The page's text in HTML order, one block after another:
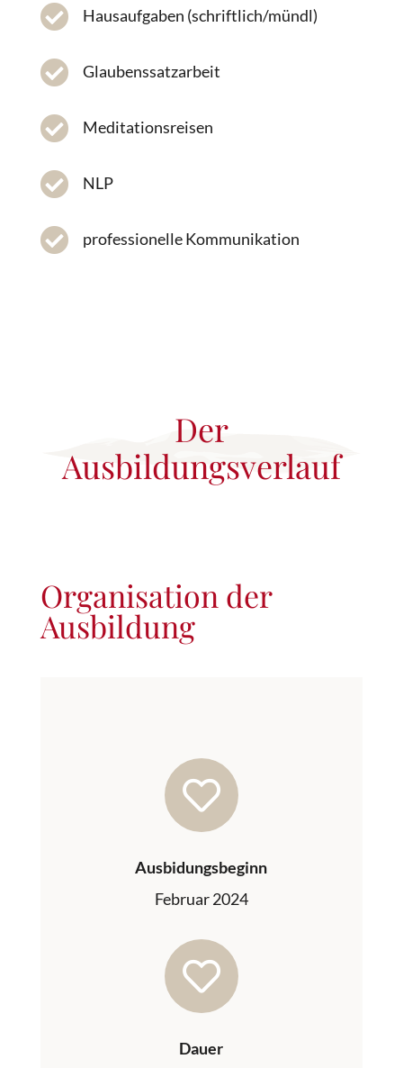
 Hausaufgaben (schriftlich/mündl)
 Glaubenssatzarbeit
 Meditationsreisen
 NLP
 professionelle Kommunikation
Der
Ausbildungsverlauf
Organisation der
Ausbildung

Ausbidungsbeginn
Februar 2024

Dauer